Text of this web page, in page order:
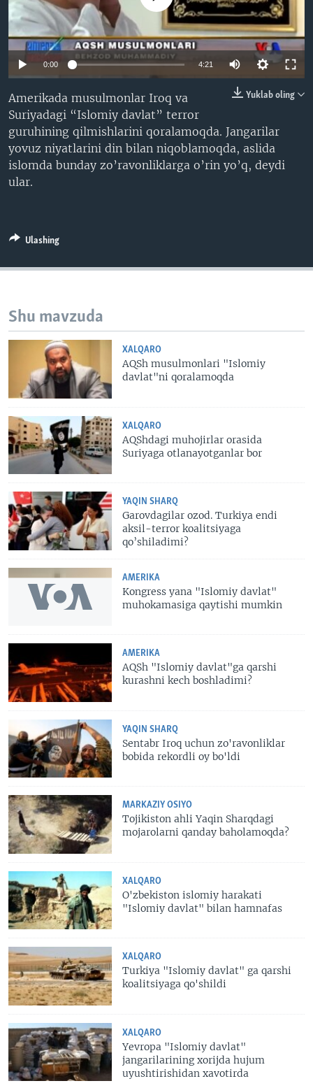
VIDEO
XABARLAR SURATLARDA
ODNOKLASSNIKI
TELEGRAM
TWITTER
0:00 4:21
Yuklab oling
Amerikada musulmonlar Iroq va
Suriyadagi “Islomiy davlat” terror
guruhining qilmishlarini qoralamoqda. Jangarilar
yovuz niyatlarini din bilan niqoblamoqda, aslida
islomda bunday zo’ravonliklarga o’rin yo’q, deydi
ular.
Ulashing
Shu mavzuda
XALQARO
AQSh musulmonlari "Islomiy
davlat"ni qoralamoqda
XALQARO
AQShdagi muhojirlar orasida
Suriyaga otlanayotganlar bor
YAQIN SHARQ
Garovdagilar ozod. Turkiya endi
aksil-terror koalitsiyaga
qo’shiladimi?
AMERIKA
Kongress yana "Islomiy davlat"
muhokamasiga qaytishi mumkin
AMERIKA
AQSh "Islomiy davlat"ga qarshi
kurashni kech boshladimi?
YAQIN SHARQ
Sentabr Iroq uchun zo'ravonliklar
bobida rekordli oy bo'ldi
MARKAZIY OSIYO
Tojikiston ahli Yaqin Sharqdagi
mojarolarni qanday baholamoqda?
XALQARO
O'zbekiston islomiy harakati
"Islomiy davlat" bilan hamnafas
XALQARO
Turkiya "Islomiy davlat" ga qarshi
koalitsiyaga qo'shildi
XALQARO
Yevropa "Islomiy davlat"
jangarilarining xorijda hujum
uyushtirishidan xavotirda